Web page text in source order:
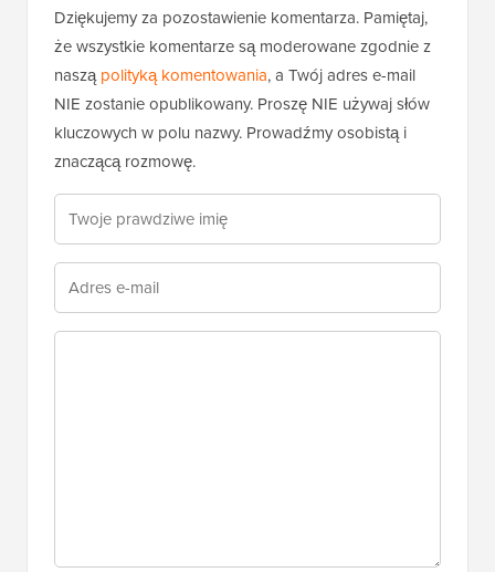
Dziękujemy za pozostawienie komentarza. Pamiętaj,
że wszystkie komentarze są moderowane zgodnie z
nasząpolityką komentowania, a Twój adres e-mail
NIE zostanie opublikowany. Proszę NIE używaj słów
kluczowych w polu nazwy. Prowadźmy osobistą i
znaczącą rozmowę.